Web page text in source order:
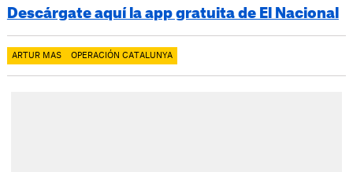
Descárgate aquí la app gratuita de El Nacional
ARTUR MAS OPERACIÓN CATALUNYA